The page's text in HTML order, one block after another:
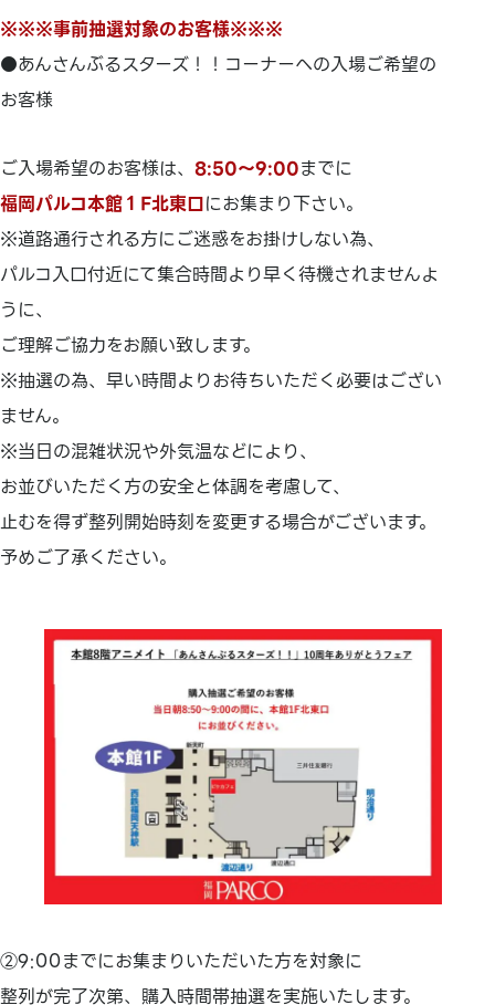
※※※事前抽選対象のお客様※※※
●あんさんぶるスターズ！！コーナーへの入場ご希望の
お客様
ご入場希望のお客様は、 8:50～9:00までに
福岡パルコ本館１F北東口にお集まり下さい。
※道路通行される方にご迷惑をお掛けしない為、
パルコ入口付近にて集合時間より早く待機されませんよ
うに、
ご理解ご協力をお願い致します。
※抽選の為、早い時間よりお待ちいただく必要はござい
ません。
※当日の混雑状況や外気温などにより、
お並びいただく方の安全と体調を考慮して、
止むを得ず整列開始時刻を変更する場合がございます。
予めご了承ください。
②9:00までにお集まりいただいた方を対象に
整列が完了次第、購入時間帯抽選を実施いたします。